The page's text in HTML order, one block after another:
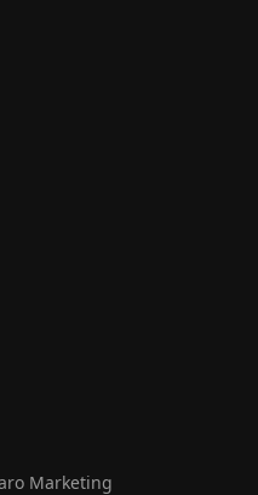
Marketing